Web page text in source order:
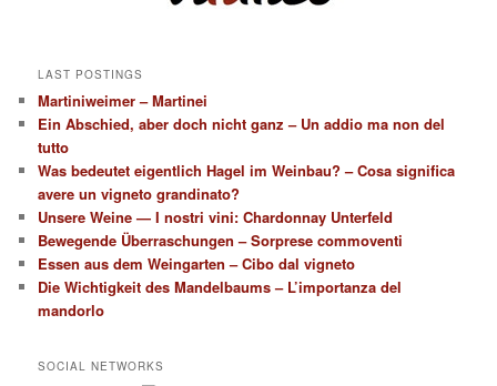
LAST POSTINGS
Martiniweimer – Martinei
Ein Abschied, aber doch nicht ganz – Un addio ma non del
tutto
Was bedeutet eigentlich Hagel im Weinbau? – Cosa significa
avere un vigneto grandinato?
Unsere Weine — I nostri vini: Chardonnay Unterfeld
Bewegende Überraschungen – Sorprese commoventi
Essen aus dem Weingarten – Cibo dal vigneto
Die Wichtigkeit des Mandelbaums – L’importanza del
mandorlo
SOCIAL NETWORKS